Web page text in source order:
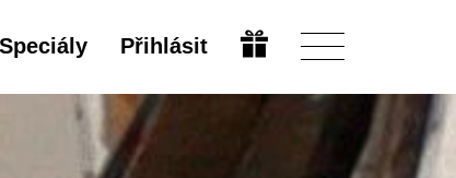
Speciály Přihlásit